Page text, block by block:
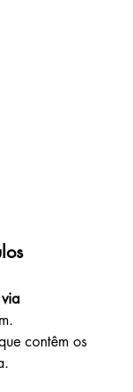
via
contêm os